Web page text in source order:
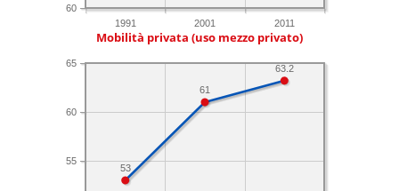
1991 2001 2011
60
Mobilità privata (uso mezzo privato)
55
60
65
63.2
61
53